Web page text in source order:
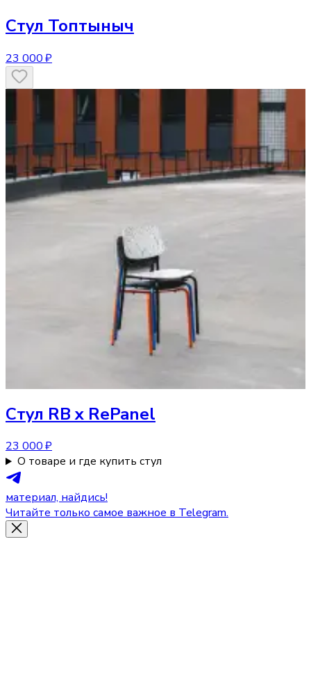
Стул Топтыныч
23 000 ₽
Стул RB x RePanel
23 000 ₽
О товаре и где купить стул
материал, найдись!
Читайте только самое важное в Telegram.